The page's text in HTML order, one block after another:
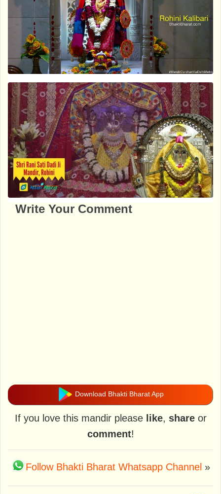
Write Your Comment
Download Bhakti Bharat App
If you love this mandir please like, shareor
comment!
Follow Bhakti Bharat Whatsapp Channel »